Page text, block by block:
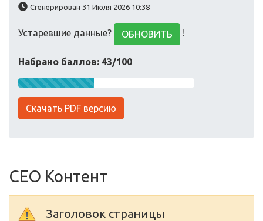
Сгенерирован 31 Июля 2026 10:38
Устаревшие данные? ОБНОВИТЬ !
Набрано баллов: 43/100
Скачать PDF версию
СЕО Контент
Заголовок страницы